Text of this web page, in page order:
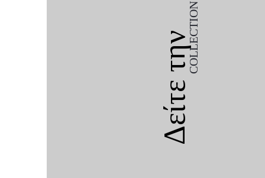
Δείτε τηνCOLLECTION